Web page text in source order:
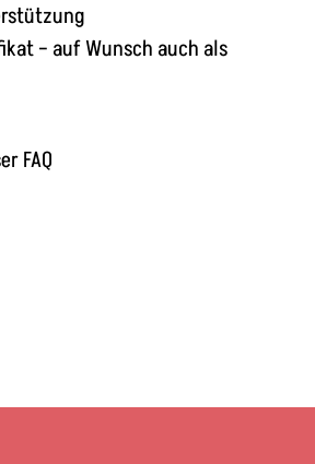
– auf Wunsch auch als
FAQ